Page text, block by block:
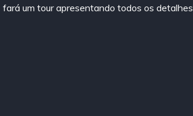
fará um tour apresentando todos os detalhes.